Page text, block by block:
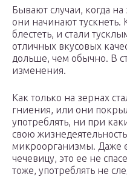
Бывают случаи, когда на
они начинают тускнеть.
блестеть, и стали
отличных вкусовых
дольше, чем обычно. В
изменения.
Как только на зернах
гниения, или они
употреблять, ни при
свою
микроорганизмы. Даже
чечевицу, это ее не
тоже, употреблять не